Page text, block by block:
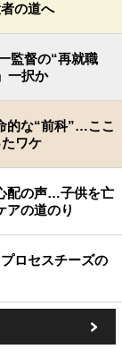
の道へ
監督の“再就職
一択か
的な“前科”…ここ
ワケ
配の声…子供を亡
アの道のり
ロセスチーズの